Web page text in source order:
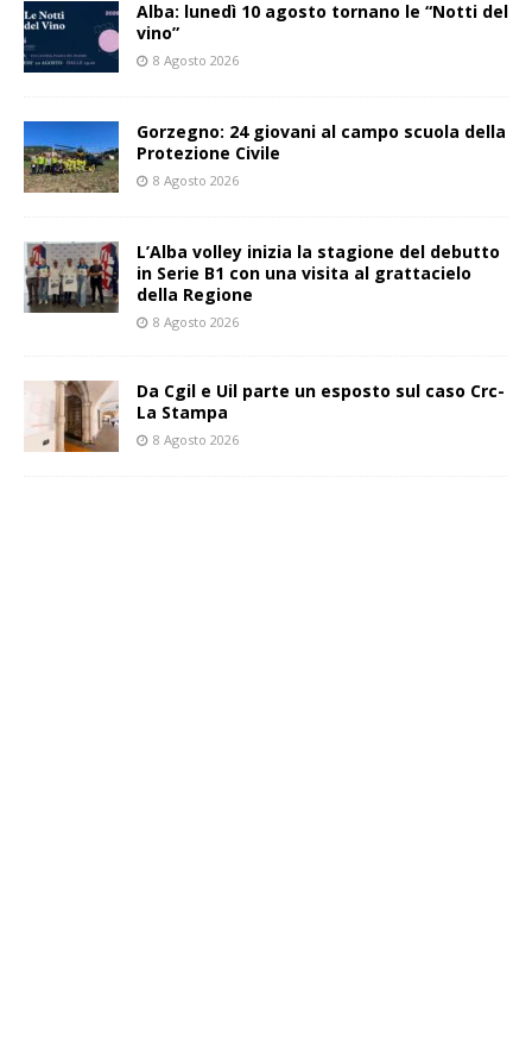
Alba: lunedì 10 agosto tornano le “Notti del
vino”
8 Agosto 2026
Gorzegno: 24 giovani al campo scuola della
Protezione Civile
8 Agosto 2026
L’Alba volley inizia la stagione del debutto
in Serie B1 con una visita al grattacielo
della Regione
8 Agosto 2026
Da Cgil e Uil parte un esposto sul caso Crc-
La Stampa
8 Agosto 2026